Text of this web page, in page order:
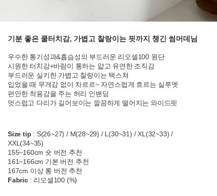
기분 좋은 쿨터치감, 가볍고 찰랑이는 핏까지 챙긴 썸머데님
우수한 통기성과&흡습성의 부드러운 리오셀100 원단
시원한 터치감+바람이 통하는 얇고 유연한 조직감
부드러운 실키한 가볍고 찰랑이는 텍스쳐
입었을 때 무게감 없이 차르르~ 자연스럽게 흐르는 실루엣
편안한 착용감을 주는 허리 인밴딩
멋스럽고 다리가 길어보이는 깔끔하게 떨어지는 와이드핏
Size tip : S(26~27) / M(28~29) / L(30~31) / XL(32~33) /
XXL(34~35)
155~160cm 숏 버전 추천
161~166cm 기본 버전 추천
167cm 이상 롱 버전 추천
Fabric: 리오셀100 (%)